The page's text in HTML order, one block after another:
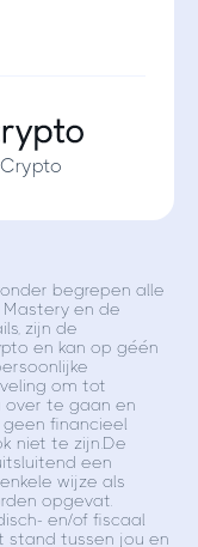
begrepen alle
Mastery en de
zijn de
en kan op géén
om tot
over te gaan en
financieel
niet te zijn.De
een
wijze als
opgevat.
en/of fiscaal
stand tussen jou en